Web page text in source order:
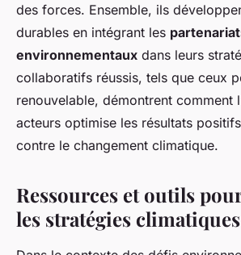
des forces. Ensemble, ils
durables en intégrant les
environnementaux dans leurs
collaboratifs réussis, tels que ceux
renouvelable, démontrent comment
acteurs optimise les résultats
contre le changement climatique.
Ressources et outils
les stratégies climatiques